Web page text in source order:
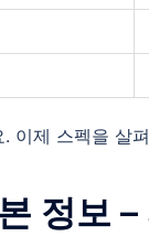
이제 스펙을 살
정보